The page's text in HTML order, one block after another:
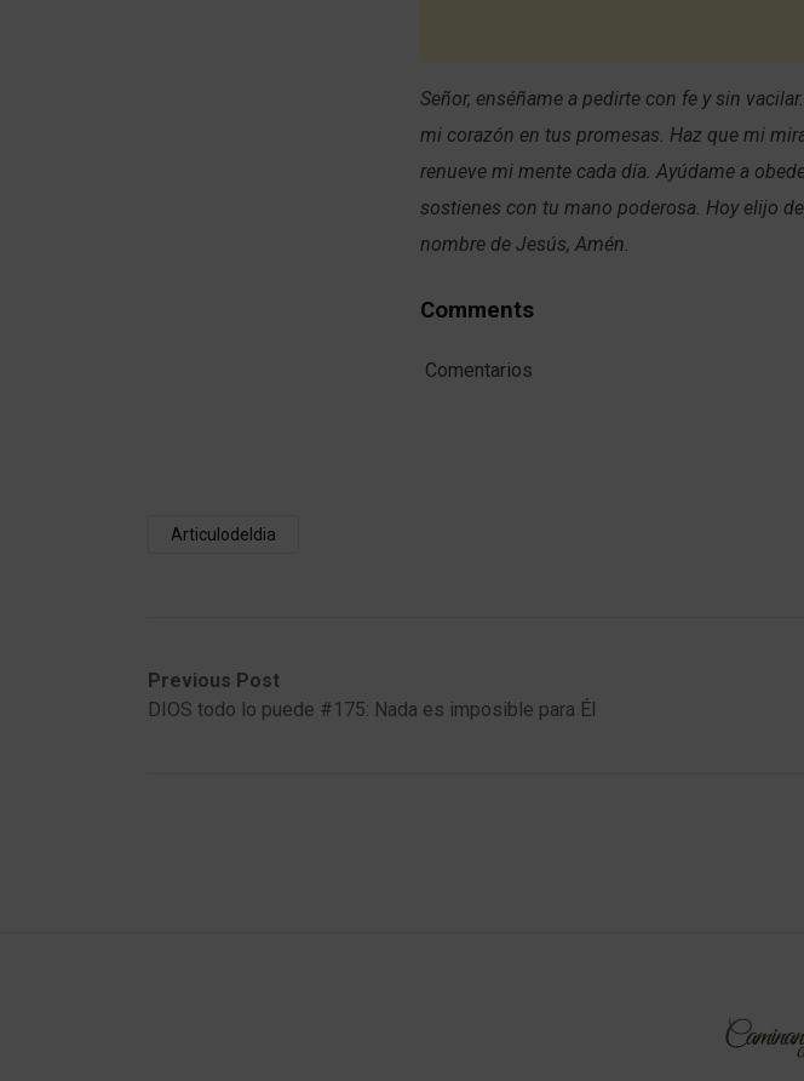
Señor, enséñame a pedirte con fe y sin
mi corazón en tus promesas. Haz que mi
renueve mi mente cada día. Ayúdame a
sostienes con tu mano poderosa. Hoy elijo
nombre de Jesús, Amén.
Comments
Comentarios
Articulodeldia
Previous Post
DIOS todo lo puede #175: Nada es imposible para Él